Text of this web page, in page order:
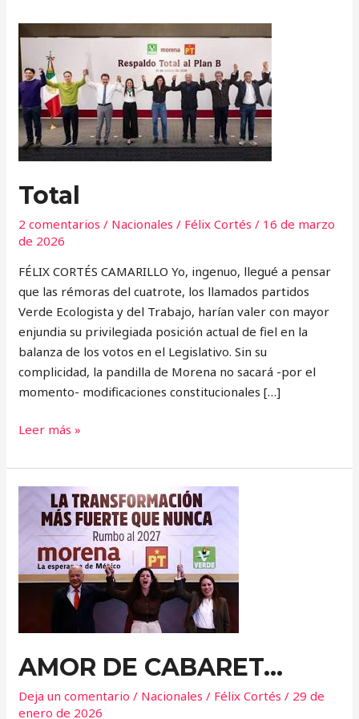
Total
2 comentarios / Nacionales / Félix Cortés/ 16 de marzo
de 2026
FÉLIX CORTÉS CAMARILLO Yo, ingenuo, llegué a pensar
que las rémoras del cuatrote, los llamados partidos
Verde Ecologista y del Trabajo, harían valer con mayor
enjundia su privilegiada posición actual de fiel en la
balanza de los votos en el Legislativo. Sin su
complicidad, la pandilla de Morena no sacará -por el
momento- modificaciones constitucionales […]
Total
Leer más »
AMOR DE CABARET…
Deja un comentario / Nacionales / Félix Cortés/ 29 de
enero de 2026
AMOR
CABARET…